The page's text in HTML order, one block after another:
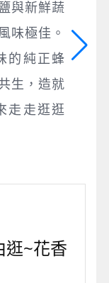
與新鮮蔬
味極佳。
的純正蜂
生，造就
走走逛逛
逛~花香